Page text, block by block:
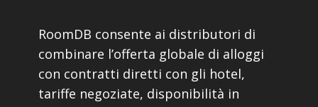
RoomDB consente ai distributori di
combinare l’offerta globale di alloggi
con contratti diretti con gli hotel,
tariffe negoziate, disponibilità in